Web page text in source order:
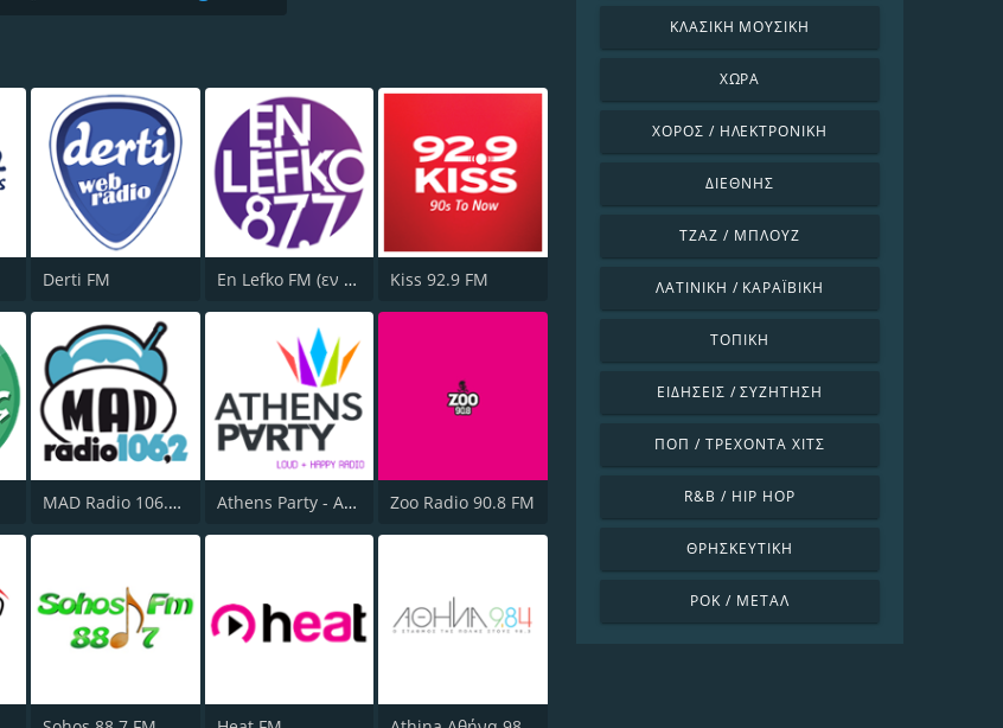
Derti FM En Lefko FM (εν λευκω) Kiss 92.9 FM
MAD Radio 106.2 FM Athens Party - Αθήναι Zoo Radio 90.8 FM
ΚΛΑΣΙΚΉ ΜΟΥΣΙΚΉ
ΧΏΡΑ
ΧΟΡΌΣ / ΗΛΕΚΤΡΟΝΙΚΉ
ΔΙΕΘΝΉΣ
ΤΖΑΖ / ΜΠΛΟΥΖ
ΛΑΤΙΝΙΚΉ / ΚΑΡΑΪΒΙΚΉ
ΤΟΠΙΚΉ
ΕΙΔΉΣΕΙΣ / ΣΥΖΉΤΗΣΗ
ΠΟΠ / ΤΡΈΧΟΝΤΑ ΧΙΤΣ
R&B / HIP HOP
ΘΡΗΣΚΕΥΤΙΚΉ
ΡΟΚ / ΜΈΤΑΛ